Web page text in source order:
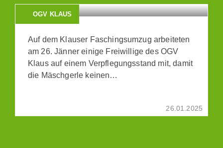
OGV KLAUS
Auf dem Klauser Faschingsumzug arbeiteten
am 26. Jänner einige Freiwillige des OGV
Klaus auf einem Verpflegungsstand mit, damit
die Mäschgerle keinen…
26.01.2025